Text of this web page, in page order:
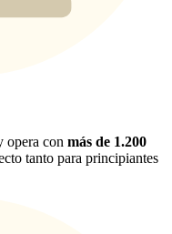
opera con más de 1.200
tanto para principiantes